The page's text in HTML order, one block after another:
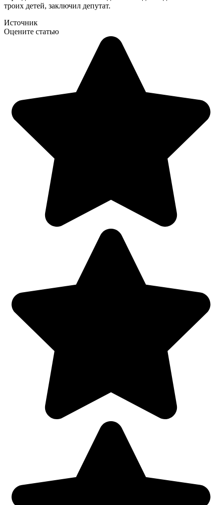
троих детей, заключил депутат.
Источник
Оцените статью